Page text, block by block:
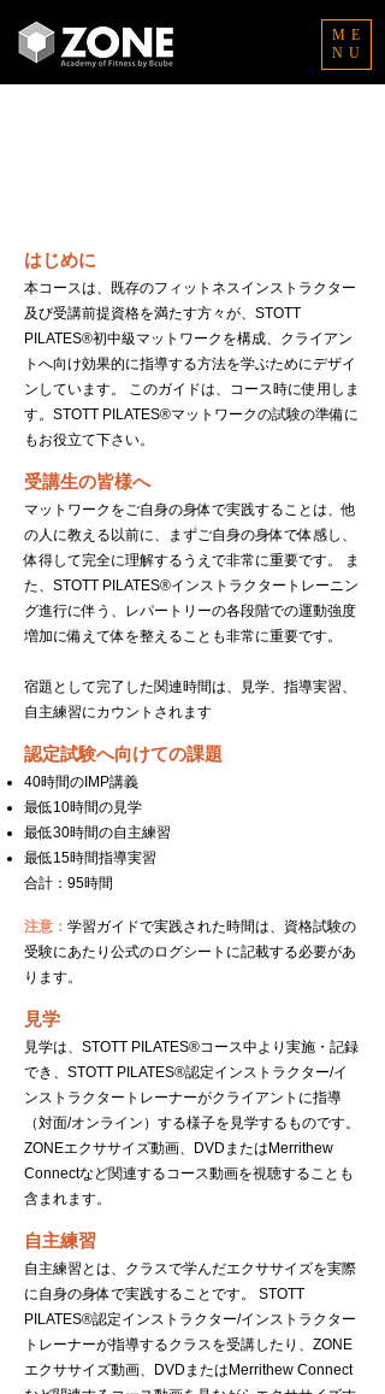
ME
NU
はじめに
本コースは、既存のフィットネスインストラクター
及び受講前提資格を満たす方々が、STOTT
PILATES®初中級マットワークを構成、クライアン
トへ向け効果的に指導する方法を学ぶためにデザイ
ンしています。 このガイドは、コース時に使用しま
す。STOTT PILATES®マットワークの試験の準備に
もお役立て下さい。
受講生の皆様へ
マットワークをご自身の身体で実践することは、他
の人に教える以前に、まずご自身の身体で体感し、
体得して完全に理解するうえで非常に重要です。 ま
た、STOTT PILATES®インストラクタートレーニン
グ進行に伴う、レパートリーの各段階での運動強度
増加に備えて体を整えることも非常に重要です。
宿題として完了した関連時間は、見学、指導実習、
自主練習にカウントされます
​認定試験へ向けての課題
40時間のIMP講義
最低10時間の見学
最低30時間の自主練習
最低15時間指導実習
合計：95時間
注意： 学習ガイドで実践された時間は、資格試験の
受験にあたり 公式のログシートに記載する必要があ
ります。
見学
見学は、STOTT PILATES®コース中より実施・記録
でき、STOTT PILATES®認定インストラクター/イ
ンストラクタートレーナーがクライアントに指導
（対面/オンライン）する様子を見学するものです。
ZONEエクササイズ動画、DVDまたはMerrithew
Connectなど関連するコース動画を視聴することも
含まれます。
自主練習
自主練習とは、クラスで学んだエクササイズを実際
に自身の身体で実践することです。 STOTT
PILATES®認定インストラクター/インストラクター
トレーナーが指導するクラスを受講したり、ZONE
エクササイズ動画、DVDまたはMerrithew Connect